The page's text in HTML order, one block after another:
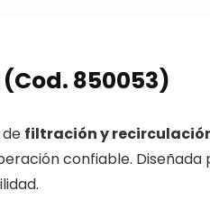
850053)
filtración y
confiable.